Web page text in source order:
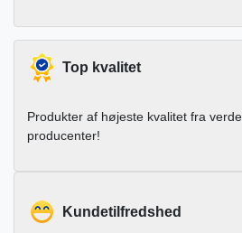
Top kvalitet
Produkter af højeste kvalitet fra
producenter!
Kundetilfredshed